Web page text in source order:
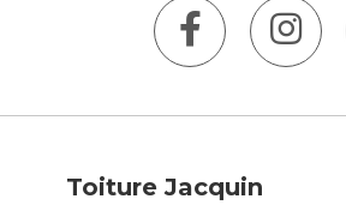
Toiture Jacquin